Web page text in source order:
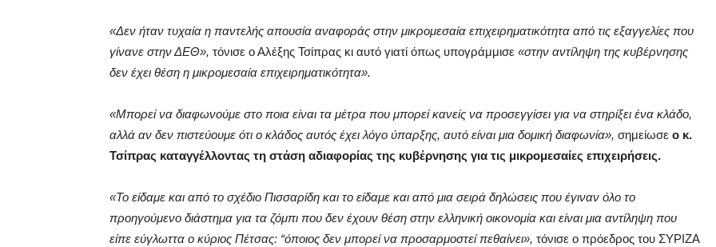
«Δεν ήταν τυχαία η παντελής απουσία αναφοράς στην μικρομεσαία επιχειρηματικότητα από τις εξαγγελίες που
γίνανε στην ΔΕΘ», τόνισε ο Αλέξης Τσίπρας κι αυτό γιατί όπως υπογράμμισε «στην αντίληψη της κυβέρνησης
δεν έχει θέση η μικρομεσαία επιχειρηματικότητα».
«Μπορεί να διαφωνούμε στο ποια είναι τα μέτρα που μπορεί κανείς να προσεγγίσει για να στηρίξει ένα κλάδο,
αλλά αν δεν πιστεύουμε ότι ο κλάδος αυτός έχει λόγο ύπαρξης, αυτό είναι μια δομική διαφωνία», σημείωσε ο κ.
Τσίπρας καταγγέλλοντας τη στάση αδιαφορίας της κυβέρνησης για τις μικρομεσαίες επιχειρήσεις.
«Το είδαμε και από το σχέδιο Πισσαρίδη και το είδαμε και από μια σειρά δηλώσεις που έγιναν όλο το
προηγούμενο διάστημα για τα ζόμπι που δεν έχουν θέση στην ελληνική οικονομία και είναι μια αντίληψη που
είπε εύγλωττα ο κύριος Πέτσας: “όποιος δεν μπορεί να προσαρμοστεί πεθαίνει», τόνισε ο πρόεδρος του ΣΥΡΙΖΑ